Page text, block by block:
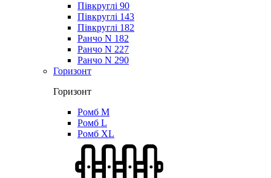
Півкруглі 90
Півкруглі 143
Півкруглі 182
Ранчо N 182
Ранчо N 227
Ранчо N 290
Горизонт
Горизонт
Ромб M
Ромб L
Ромб XL